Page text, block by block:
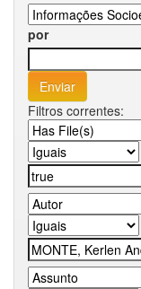
por
Filtros correntes: